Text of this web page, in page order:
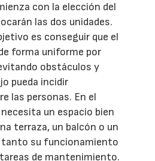
con la elección del
las dos unidades.
es conseguir que el
forma uniforme por
obstáculos y
pueda incidir
las personas. En el
un espacio bien
terraza, un balcón o un
su funcionamiento
de mantenimiento.